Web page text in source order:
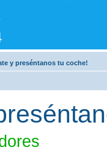
y preséntanos tu coche!